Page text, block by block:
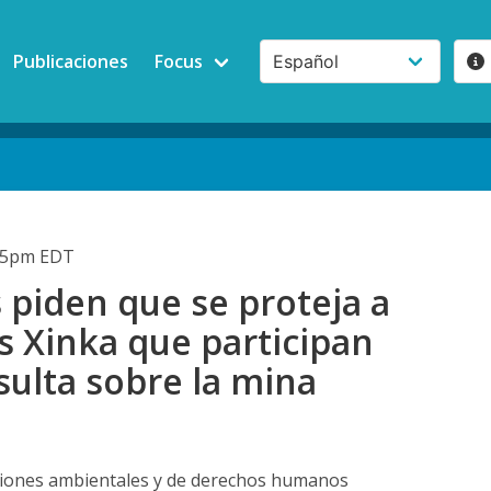
Publicaciones Focus
EDT
que se proteja a
Xinka que participan
sobre la mina
ambientales y de derechos humanos